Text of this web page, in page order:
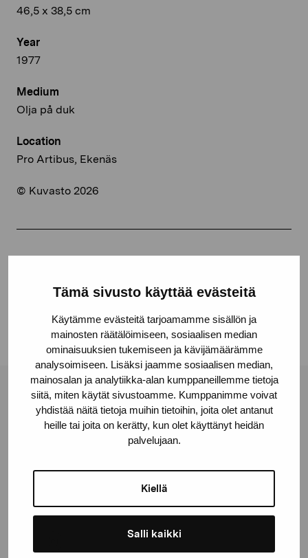
Tämä sivusto käyttää evästeitä
Käytämme evästeitä tarjoamamme sisällön ja
mainosten räätälöimiseen, sosiaalisen median
ominaisuuksien tukemiseen ja kävijämäärämme
analysoimiseen. Lisäksi jaamme sosiaalisen median,
mainosalan ja analytiikka-alan kumppaneillemme tietoja
siitä, miten käytät sivustoamme. Kumppanimme voivat
yhdistää näitä tietoja muihin tietoihin, joita olet antanut
heille tai joita on kerätty, kun olet käyttänyt heidän
palvelujaan.
Kiellä
Salli kaikki
46,5 x 38,5 cm
Year
1977
Medium
Olja på duk
Location
Pro Artibus, Ekenäs
© Kuvasto 2026
Share:
Facebook
Pro Artibus Foundation